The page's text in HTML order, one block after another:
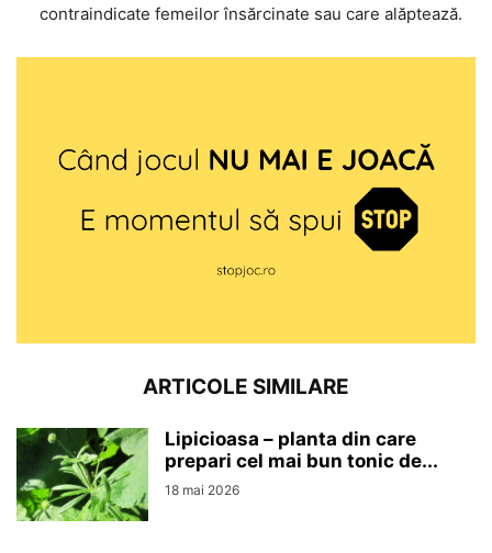
contraindicate femeilor însărcinate sau care alăptează.
ARTICOLE SIMILARE
Lipicioasa – planta din care
prepari cel mai bun tonic de...
18 mai 2026